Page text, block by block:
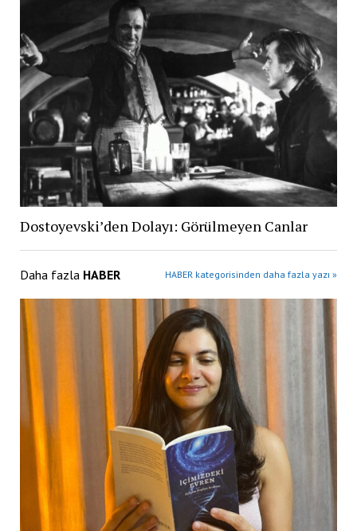
Dostoyevski’den Dolayı: Görülmeyen Canlar
Daha fazla HABER HABER kategorisinden daha fazla yazı »